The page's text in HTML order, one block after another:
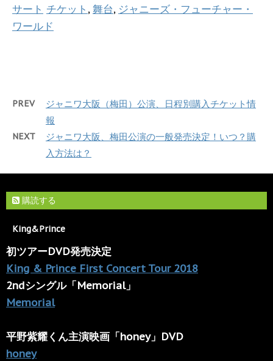
サート チケット , 舞台, ジャニーズ・フューチャー・
ワールド
PREV
ジャニワ大阪（梅田）公演、日程別購入チケット情
報
NEXT
ジャニワ大阪、梅田公演の一般発売決定！いつ？購
入方法は？
購読する
King&Prince
初ツアーDVD発売決定
King & Prince First Concert Tour 2018
2ndシングル「Memorial」
Memorial
平野紫耀くん主演映画「honey」DVD
honey